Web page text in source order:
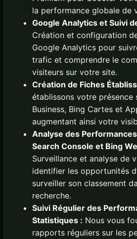
la performance globale de
Google Analytics et Suivi
Création et configuration
Google Analytics pour
trafic et comprendre le
visiteurs sur votre site.
Création de Fiches
établissons votre présence
Business, Bing Cartes et
augmentant ainsi votre
Analyse des
Search Console et Bing
Surveillance et analyse de
identifier les opportunités
surveiller son classement
recherche.
Suivi Régulier des
Statistiques : Nous vous
rapports réguliers sur les